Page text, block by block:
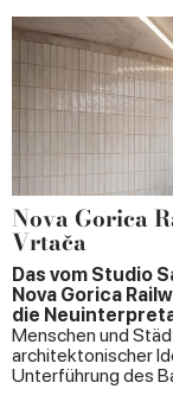
Nova Gorica
Vrtača
Das vom Studio
Nova Gorica
die
Menschen und
architektonischer
Unterführung des